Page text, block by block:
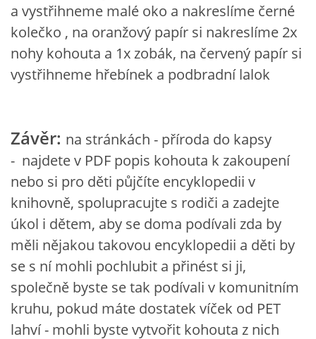
VZDĚLÁVACÍ BLOK DUBEN
VÝTVARNÉ TECHNIKY
VÝTVARNÉ AKTIVITY - JARO
VÝTVARNÉ AKTIVITY - LÉTO
VÝTVARNÉ AKTIVITY - PODZIM
VÝTVARNÉ AKTIVITY - ZIMA
a vystřihneme malé oko a nakreslíme černé
kolečko , na oranžový papír si nakreslíme 2x
nohy kohouta a 1x zobák, na červený papír si
vystřihneme hřebínek a podbradní lalok
Závěr: na stránkách - příroda do kapsy
- najdete v PDF popis kohouta k zakoupení
nebo si pro děti půjčíte encyklopedii v
knihovně, spolupracujte s rodiči a zadejte
úkol i dětem, aby se doma podívali zda by
měli nějakou takovou encyklopedii a děti by
se s ní mohli pochlubit a přinést si ji,
společně byste se tak podívali v komunitním
kruhu, pokud máte dostatek víček od PET
lahví - mohli byste vytvořit kohouta z nich